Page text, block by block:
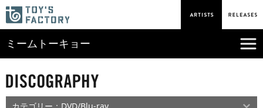
ミームトーキョー